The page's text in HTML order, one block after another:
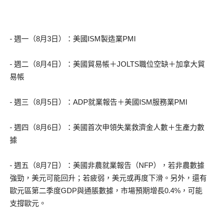
- 週一（8月3日）：美國ISM製造業PMI
- 週二（8月4日）：美國貿易帳＋JOLTS職位空缺＋加拿大貿
易帳
- 週三（8月5日）：ADP就業報告＋美國ISM服務業PMI
- 週四（8月6日）：美國首次申領失業救濟金人數＋生產力數
據
- 週五（8月7日）：美國非農就業報告（NFP），若非農數據
強勁，美元可能回升；若疲弱，美元或再度下滑。另外，還有
歐元區第二季度GDP與通脹數據，市場預期增長0.4%，可能
支撐歐元。